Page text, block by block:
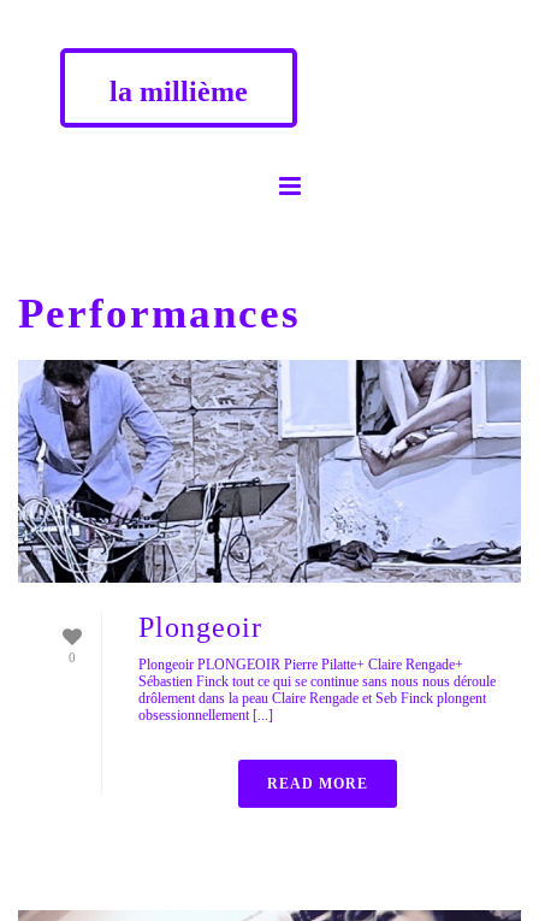
la millième
Performances
0
Plongeoir
Plongeoir PLONGEOIR Pierre Pilatte+ Claire Rengade+
Sébastien Finck tout ce qui se continue sans nous nous déroule
drôlement dans la peau Claire Rengade et Seb Finck plongent
obsessionnellement [...]
READ MORE